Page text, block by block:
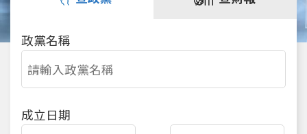
政黨名稱
成立日期